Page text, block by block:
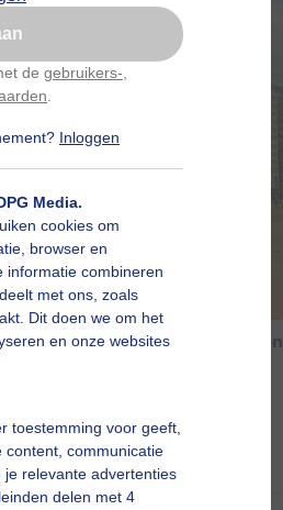
de gebruikers-
Inloggen
Media.
cookies om
browser en
informatie combineren
met ons, zoals
Dit doen we om het
en onze websites
toestemming voor geeft,
content, communicatie
relevante advertenties
delen met 4
droge momenten, wolken en zon
Opklaringen
later
elke dag deze pop-up
te passen